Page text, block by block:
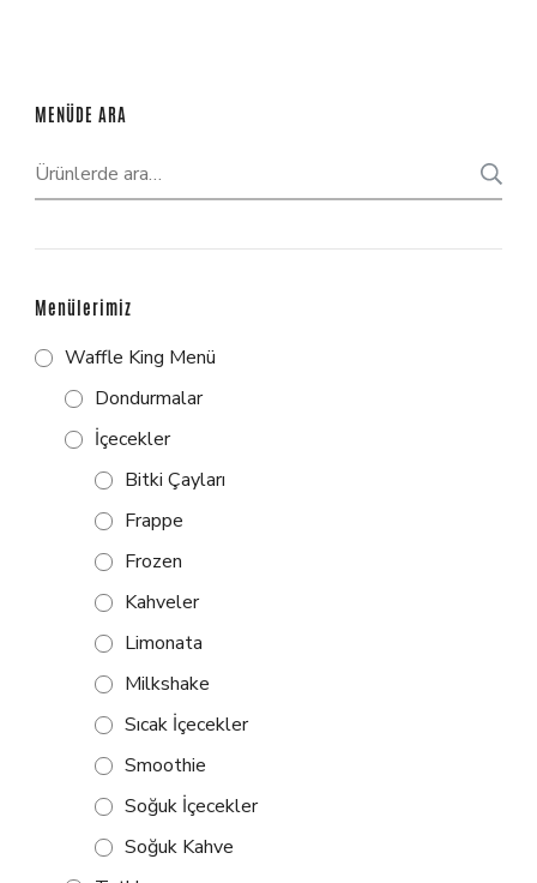
MENÜDE ARA
Menülerimiz
Waffle King Menü
Dondurmalar
İçecekler
Bitki Çayları
Frappe
Frozen
Kahveler
Limonata
Milkshake
Sıcak İçecekler
Smoothie
Soğuk İçecekler
Soğuk Kahve